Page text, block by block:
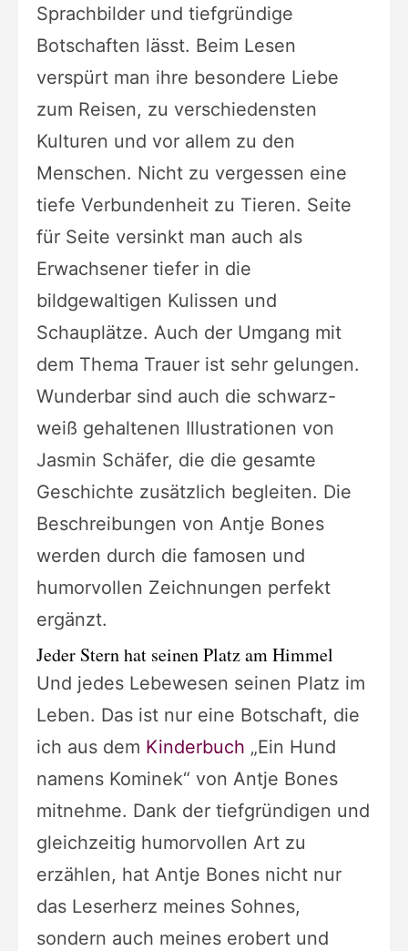
Sprachbilder und tiefgründige
Botschaften lässt. Beim Lesen
verspürt man ihre besondere Liebe
zum Reisen, zu verschiedensten
Kulturen und vor allem zu den
Menschen. Nicht zu vergessen eine
tiefe Verbundenheit zu Tieren. Seite
für Seite versinkt man auch als
Erwachsener tiefer in die
bildgewaltigen Kulissen und
Schauplätze. Auch der Umgang mit
dem Thema Trauer ist sehr gelungen.
Wunderbar sind auch die schwarz-
weiß gehaltenen Illustrationen von
Jasmin Schäfer, die die gesamte
Geschichte zusätzlich begleiten. Die
Beschreibungen von Antje Bones
werden durch die famosen und
humorvollen Zeichnungen perfekt
ergänzt.
Jeder Stern hat seinen Platz am Himmel
Und jedes Lebewesen seinen Platz im
Leben. Das ist nur eine Botschaft, die
ich aus dem Kinderbuch „Ein Hund
namens Kominek“ von Antje Bones
mitnehme. Dank der tiefgründigen und
gleichzeitig humorvollen Art zu
erzählen, hat Antje Bones nicht nur
das Leserherz meines Sohnes,
sondern auch meines erobert und